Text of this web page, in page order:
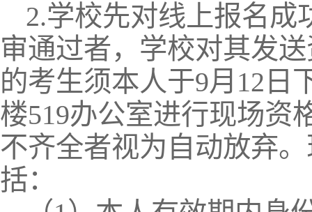
2.学校先对线上报名成
审通过者，学校对其发
的考生须本人于9月12日
楼519办公室进行现场资
不齐全者视为自动放弃
括：